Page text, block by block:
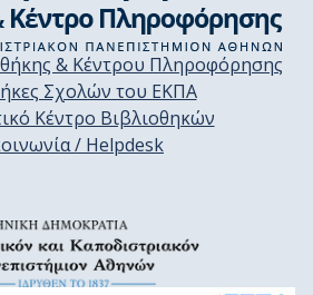
& Κέντρου Πληροφόρησης
Σχολών του ΕΚΠΑ
Κέντρο Βιβλιοθηκών
/ Helpdesk